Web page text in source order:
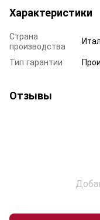
Характеристики
Страна
производства
Тип гарантии
Отзывы